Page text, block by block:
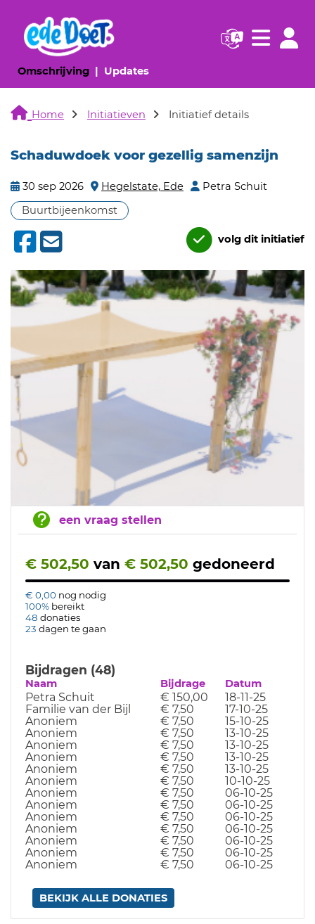
Omschrijving(huidige pagina)
Updates(huidige pagina)
Navigatie
Home Initiatieven Initiatief details
Schaduwdoek voor gezellig samenzijn
30 sep 2026 Hegelstate, Ede
Petra Schuit
Buurtbijeenkomst
volg dit initiatief
een vraag stellen
€ 502,50 van € 502,50 gedoneerd
€ 0,00 nog nodig
100% bereikt
48 donaties
23 dagen te gaan
Bijdragen (48)
Naam Bijdrage Datum
Petra Schuit € 150,00
18-11-25
Familie van der Bijl
€ 7,50
17-10-25
Anoniem
€ 7,50
15-10-25
Anoniem
€ 7,50
13-10-25
Anoniem
€ 7,50
13-10-25
Anoniem
€ 7,50
13-10-25
Anoniem
€ 7,50
13-10-25
Anoniem
€ 7,50
10-10-25
Anoniem
€ 7,50
06-10-25
Anoniem
€ 7,50
06-10-25
Anoniem
€ 7,50
06-10-25
Anoniem
€ 7,50
06-10-25
Anoniem
€ 7,50
06-10-25
Anoniem
€ 7,50
06-10-25
Anoniem
€ 7,50 06-10-25
BEKIJK ALLE DONATIES